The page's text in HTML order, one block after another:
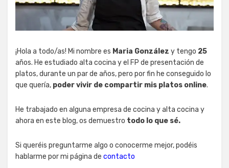
¡Hola a todo/as! Mi nombre es Maria González y tengo 25
años. He estudiado alta cocina y el FP de presentación de
platos, durante un par de años, pero por fin he conseguido lo
que quería, poder vivir de compartir mis platos online.
He trabajado en alguna empresa de cocina y alta cocina y
ahora en este blog, os demuestro todo lo que sé.
Si queréis preguntarme algo o conocerme mejor, podéis
hablarme por mi página de contacto